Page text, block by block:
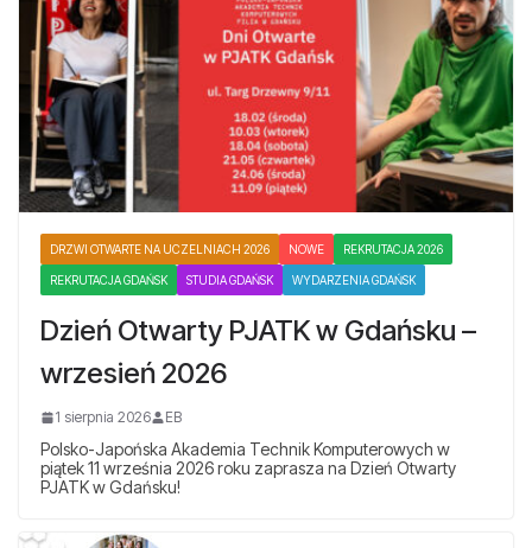
DRZWI OTWARTE NA UCZELNIACH 2026 NOWE REKRUTACJA 2026
REKRUTACJA GDAŃSK STUDIA GDAŃSK WYDARZENIA GDAŃSK
Dzień Otwarty PJATK w Gdańsku –
wrzesień 2026
1 sierpnia 2026 EB
Polsko-Japońska Akademia Technik Komputerowych w
piątek 11 września 2026 roku zaprasza na Dzień Otwarty
PJATK w Gdańsku!